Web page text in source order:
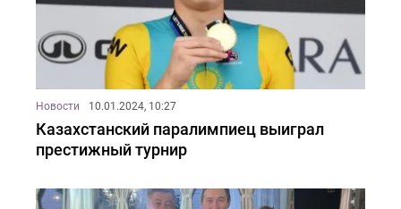
Новости 10.01.2024, 10:27
Казахстанский паралимпиец выиграл
престижный турнир